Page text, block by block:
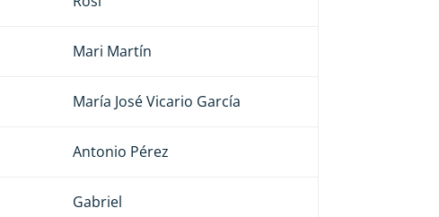
Mari Martín
María José Vicario García
Antonio Pérez
Gabriel